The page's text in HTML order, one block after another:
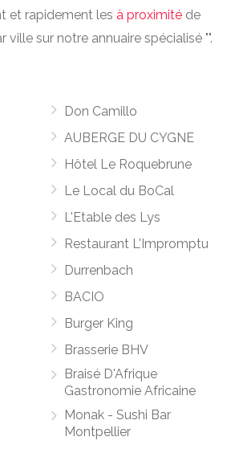
et rapidement les à proximité de
sur notre annuaire spécialisé "".
Don Camillo
AUBERGE DU CYGNE
Hôtel Le Roquebrune
Le Local du BoCal
L'Etable des Lys
Restaurant L'Impromptu
Durrenbach
BACIO
Burger King
Brasserie BHV
Braisé D'Afrique
Gastronomie Africaine
Monak - Sushi Bar
Montpellier